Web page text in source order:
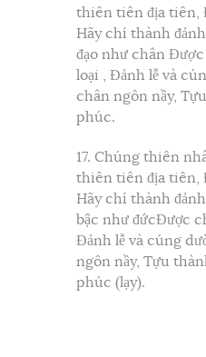
thiên tiên địa tiên,
Hãy chí thành
đạo như chân Đượ
loại , Đảnh lễ và
chân ngôn nầy,
phúc.
17. Chúng thiên
thiên tiên địa tiên,
Hãy chí thành
bậc như đứcĐược
Đảnh lễ và cúng
ngôn nầy, Tựu
phúc (lạy).